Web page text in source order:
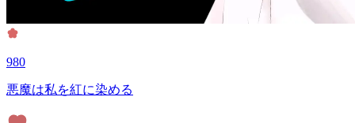
980
悪魔は私を紅に染める